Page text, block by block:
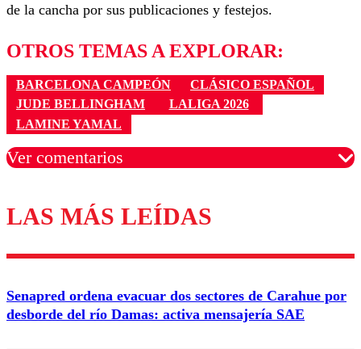
de la cancha por sus publicaciones y festejos.
OTROS TEMAS A EXPLORAR:
BARCELONA CAMPEÓN
CLÁSICO ESPAÑOL
JUDE BELLINGHAM
LALIGA 2026
LAMINE YAMAL
Ver comentarios
Los comentarios son moderados para garantizar un
diálogo respetuoso.
Correo
LAS MÁS LEÍDAS
Senapred ordena evacuar dos sectores de Carahue por
desborde del río Damas: activa mensajería SAE